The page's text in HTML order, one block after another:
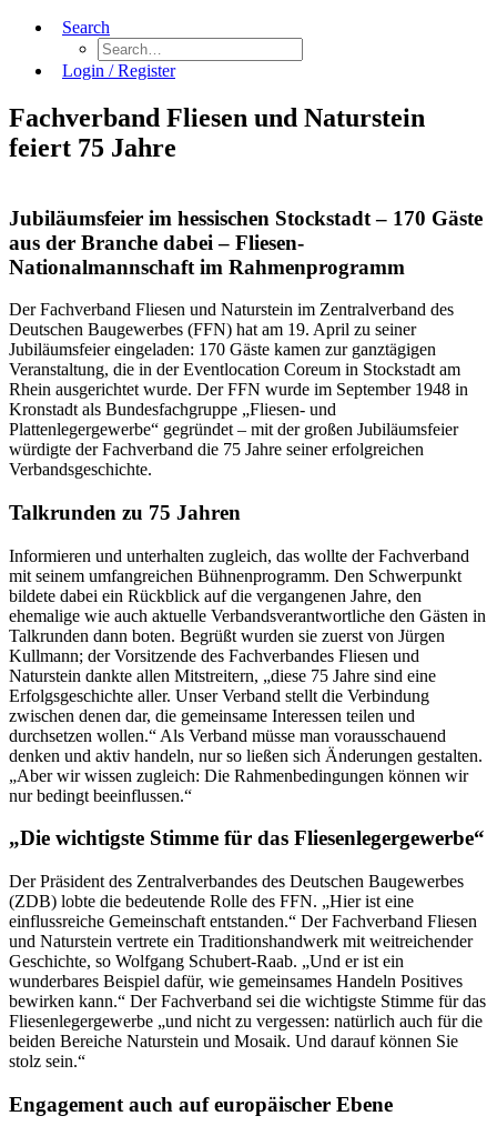
Search
Login / Register
Fachverband Fliesen und Naturstein
feiert 75 Jahre
Jubiläumsfeier im hessischen Stockstadt – 170 Gäste
aus der Branche dabei – Fliesen-
Nationalmannschaft im Rahmenprogramm
Der Fachverband Fliesen und Naturstein im Zentralverband des
Deutschen Baugewerbes (FFN) hat am 19. April zu seiner
Jubiläumsfeier eingeladen: 170 Gäste kamen zur ganztägigen
Veranstaltung, die in der Eventlocation Coreum in Stockstadt am
Rhein ausgerichtet wurde. Der FFN wurde im September 1948 in
Kronstadt als Bundesfachgruppe „Fliesen- und
Plattenlegergewerbe“ gegründet – mit der großen Jubiläumsfeier
würdigte der Fachverband die 75 Jahre seiner erfolgreichen
Verbandsgeschichte.
Talkrunden zu 75 Jahren
Informieren und unterhalten zugleich, das wollte der Fachverband
mit seinem umfangreichen Bühnenprogramm. Den Schwerpunkt
bildete dabei ein Rückblick auf die vergangenen Jahre, den
ehemalige wie auch aktuelle Verbandsverantwortliche den Gästen in
Talkrunden dann boten. Begrüßt wurden sie zuerst von Jürgen
Kullmann; der Vorsitzende des Fachverbandes Fliesen und
Naturstein dankte allen Mitstreitern, „diese 75 Jahre sind eine
Erfolgsgeschichte aller. Unser Verband stellt die Verbindung
zwischen denen dar, die gemeinsame Interessen teilen und
durchsetzen wollen.“ Als Verband müsse man vorausschauend
denken und aktiv handeln, nur so ließen sich Änderungen gestalten.
„Aber wir wissen zugleich: Die Rahmenbedingungen können wir
nur bedingt beeinflussen.“
„Die wichtigste Stimme für das Fliesenlegergewerbe“
Der Präsident des Zentralverbandes des Deutschen Baugewerbes
(ZDB) lobte die bedeutende Rolle des FFN. „Hier ist eine
einflussreiche Gemeinschaft entstanden.“ Der Fachverband Fliesen
und Naturstein vertrete ein Traditionshandwerk mit weitreichender
Geschichte, so Wolfgang Schubert-Raab. „Und er ist ein
wunderbares Beispiel dafür, wie gemeinsames Handeln Positives
bewirken kann.“ Der Fachverband sei die wichtigste Stimme für das
Fliesenlegergewerbe „und nicht zu vergessen: natürlich auch für die
beiden Bereiche Naturstein und Mosaik. Und darauf können Sie
stolz sein.“
Engagement auch auf europäischer Ebene